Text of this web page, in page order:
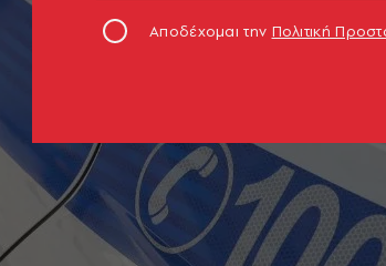
Αποδέχομαι την Πολιτική